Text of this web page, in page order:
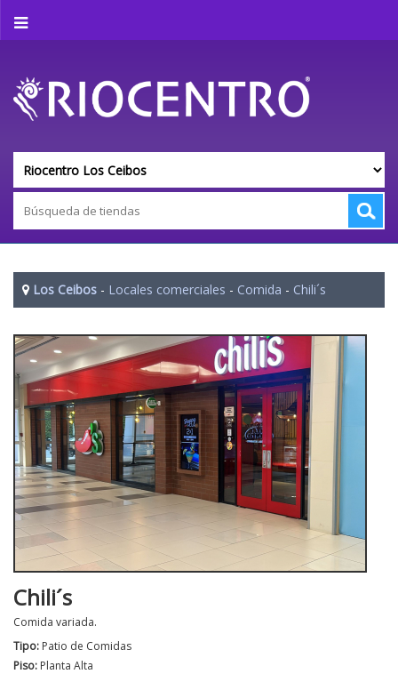
Los Ceibos - Locales comerciales - Comida - Chili´s
Chili´s
Comida variada.
Tipo: Patio de Comidas
Piso: Planta Alta